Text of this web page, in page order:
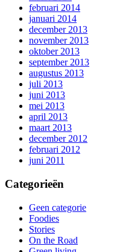
februari 2014
januari 2014
december 2013
november 2013
oktober 2013
september 2013
augustus 2013
juli 2013
juni 2013
mei 2013
april 2013
maart 2013
december 2012
februari 2012
juni 2011
Categorieën
Geen categorie
Foodies
Stories
On the Road